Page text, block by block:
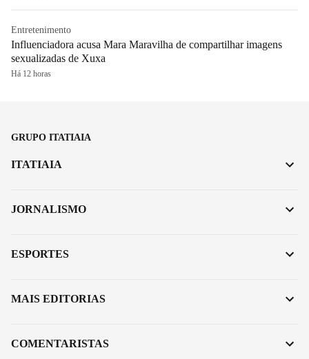
Entretenimento
Influenciadora acusa Mara Maravilha de compartilhar imagens
sexualizadas de Xuxa
Há 12 horas
GRUPO ITATIAIA
ITATIAIA
JORNALISMO
ESPORTES
MAIS EDITORIAS
COMENTARISTAS